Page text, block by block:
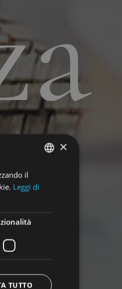
ITALIAN
×
il
Leggi di
TUTTO